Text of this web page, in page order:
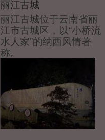
丽江古城
丽江古城位于云南省丽
江市古城区，以“小桥流
水人家”的纳西风情著
称。